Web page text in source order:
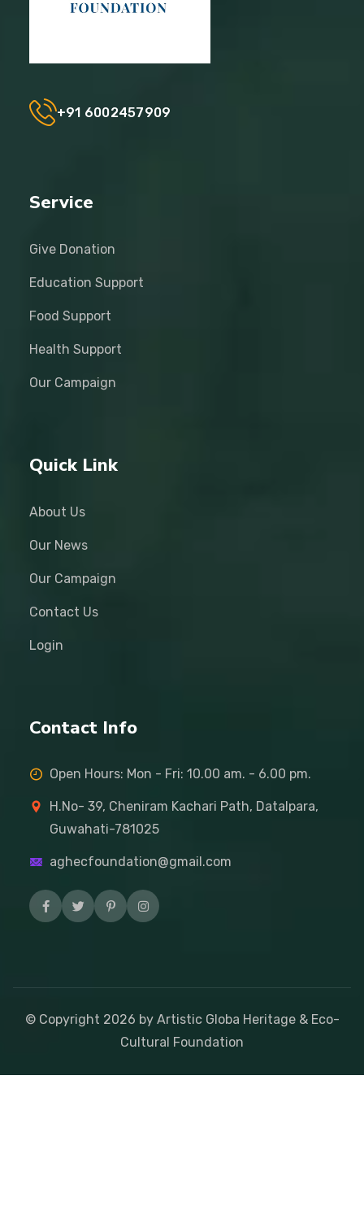
+91 6002457909
Service
Give Donation
Education Support
Food Support
Health Support
Our Campaign
Quick Link
About Us
Our News
Our Campaign
Contact Us
Login
Contact Info
Open Hours: Mon - Fri: 10.00 am. - 6.00 pm.
H.No- 39, Cheniram Kachari Path, Datalpara,
Guwahati-781025
aghecfoundation@gmail.com
© Copyright 2026 by Artistic Globa Heritage & Eco-
Cultural Foundation